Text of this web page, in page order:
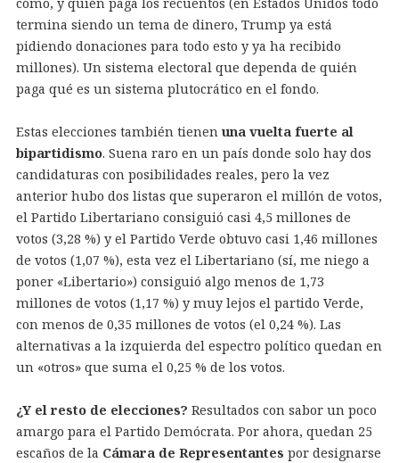
termina siendo un tema de dinero, Trump ya está
pidiendo donaciones para todo esto y ya ha recibido
millones). Un sistema electoral que dependa de quién
paga qué es un sistema plutocrático en el fondo.
Estas elecciones también tienen una vuelta fuerte al
bipartidismo. Suena raro en un país donde solo hay dos
candidaturas con posibilidades reales, pero la vez
anterior hubo dos listas que superaron el millón de votos,
el Partido Libertariano consiguió casi 4,5 millones de
votos (3,28 %) y el Partido Verde obtuvo casi 1,46 millones
de votos (1,07 %), esta vez el Libertariano (sí, me niego a
poner «Libertario») consiguió algo menos de 1,73
millones de votos (1,17 %) y muy lejos el partido Verde,
con menos de 0,35 millones de votos (el 0,24 %). Las
alternativas a la izquierda del espectro político quedan en
un «otros» que suma el 0,25 % de los votos.
¿Y el resto de elecciones? Resultados con sabor un poco
amargo para el Partido Demócrata. Por ahora, quedan 25
escaños de la Cámara de Representantes por designarse